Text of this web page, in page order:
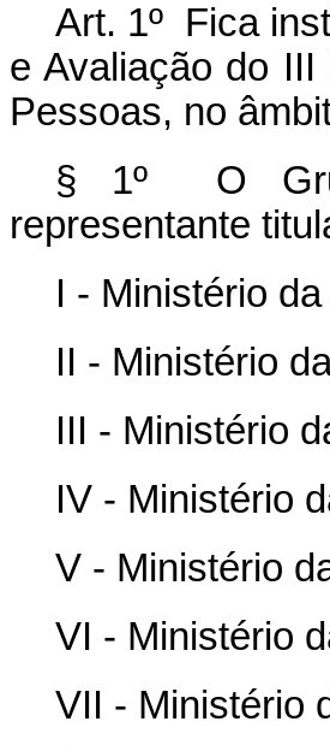
Art. 1º Fica
e Avaliação do
Pessoas, no
§ 1º O
representante
I - Ministério
II - Ministério
III - Ministério
IV - Ministério
V - Ministério
VI - Ministério
VII - Ministério